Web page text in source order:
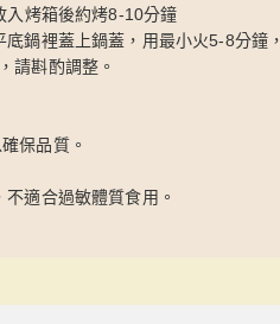
入烤箱後約烤8-10分鐘
底鍋裡蓋上鍋蓋，用最小火5-8分鐘
請斟酌調整。
保品質。
適合過敏體質食用。